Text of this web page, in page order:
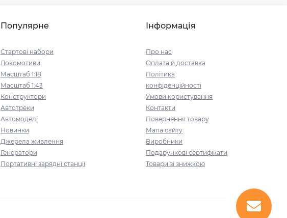
Популярне
Стартові набори
Локомотиви
Масштаб 1:18
Масштаб 1:43
Конструктори
Автотреки
Автомоделі
Новинки
Джерела живлення
Генератори
Портативні зарядні станції
Інформація
Про нас
Оплата й доставка
Політика
конфіденційності
Умови користування
Контакти
Повернення товару
Мапа сайту
Виробники
Подарункові сертифікати
Товари зі знижкою